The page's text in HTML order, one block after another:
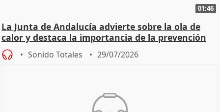
01:46
La Junta de Andalucía advierte sobre la ola de
calor y destaca la importancia de la prevención
Sonido Totales 29/07/2026